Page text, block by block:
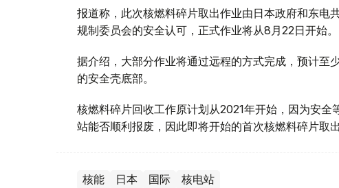
报道称，此次核燃料碎片取出作业由日本政府和东电
规制委员会的安全认可，正式作业将从8月22日开始。
据介绍，大部分作业将通过远程的方式完成，预计至
的安全壳底部。
核燃料碎片回收工作原计划从2021年开始，因为安
站能否顺利报废，因此即将开始的首次核燃料碎片取
核能 日本 国际 核电站